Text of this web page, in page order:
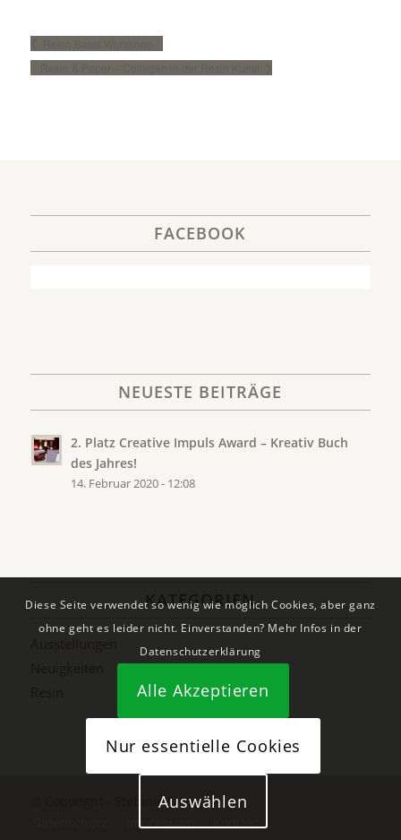
FACEBOOK
NEUESTE BEITRÄGE
2. Platz Creative Impuls Award – Kreativ Buch
des Jahres!
14. Februar 2020 - 12:08
KATEGORIEN
© Copyright - Stefanie Etter
Impressum Kontakt
Diese Seite verwendet so wenig wie möglich Cookies, aber ganz
ohne geht es leider nicht. Einverstanden? Mehr Infos in der
Datenschutzerklärung
Alle Akzeptieren
Nur essentielle Cookies
Auswählen